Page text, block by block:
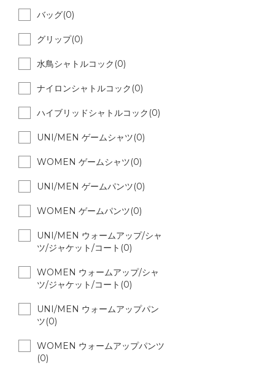
バッグ(0)
グリップ(0)
水鳥シャトルコック(0)
ナイロンシャトルコック(0)
ハイブリッドシャトルコック(0)
UNI/MEN ゲームシャツ(0)
WOMEN ゲームシャツ(0)
UNI/MEN ゲームパンツ(0)
WOMEN ゲームパンツ(0)
UNI/MEN ウォームアップ/シャ
ツ/ジャケット/コート(0)
WOMEN ウォームアップ/シャ
ツ/ジャケット/コート(0)
UNI/MEN ウォームアップパン
ツ(0)
WOMEN ウォームアップパンツ
(0)